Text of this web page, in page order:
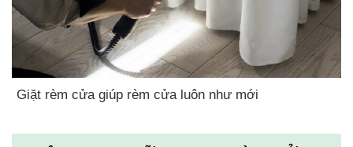
Giặt rèm cửa giúp rèm cửa luôn như mới